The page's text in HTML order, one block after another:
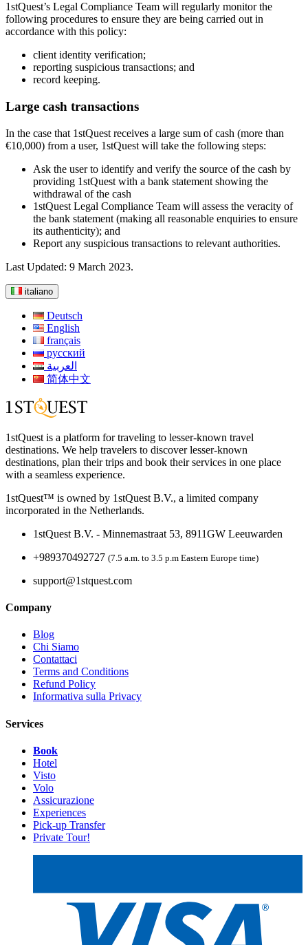
1stQuest’s Legal Compliance Team will regularly monitor the
following procedures to ensure they are being carried out in
accordance with this policy:
client identity verification;
reporting suspicious transactions; and
record keeping.
Large cash transactions
In the case that 1stQuest receives a large sum of cash (more than
€10,000) from a user, 1stQuest will take the following steps:
Ask the user to identify and verify the source of the cash by
providing 1stQuest with a bank statement showing the
withdrawal of the cash
1stQuest Legal Compliance Team will assess the veracity of
the bank statement (making all reasonable enquiries to ensure
its authenticity); and
Report any suspicious transactions to relevant authorities.
Last Updated: 9 March 2023.
italiano
Deutsch
English
français
русский
العربية
简体中文
1stQuest is a platform for traveling to lesser-known travel
destinations. We help travelers to discover lesser-known
destinations, plan their trips and book their services in one place
with a seamless experience.
1stQuest™ is owned by 1stQuest B.V., a limited company
incorporated in the Netherlands.
1stQuest B.V. - Minnemastraat 53, 8911GW Leeuwarden
+989370492727 (7.5 a.m. to 3.5 p.m Eastern Europe time)
support@1stquest.com
Company
Blog
Chi Siamo
Contattaci
Terms and Conditions
Refund Policy
Informativa sulla Privacy
Services
Book
Hotel
Visto
Volo
Assicurazione
Experiences
Pick-up Transfer
Private Tour!